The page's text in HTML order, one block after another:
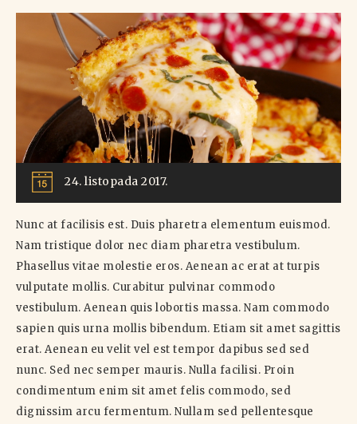
24. listopada 2017.
Nunc at facilisis est. Duis pharetra elementum euismod.
Nam tristique dolor nec diam pharetra vestibulum.
Phasellus vitae molestie eros. Aenean ac erat at turpis
vulputate mollis. Curabitur pulvinar commodo
vestibulum. Aenean quis lobortis massa. Nam commodo
sapien quis urna mollis bibendum. Etiam sit amet sagittis
erat. Aenean eu velit vel est tempor dapibus sed sed
nunc. Sed nec semper mauris. Nulla facilisi. Proin
condimentum enim sit amet felis commodo, sed
dignissim arcu fermentum. Nullam sed pellentesque